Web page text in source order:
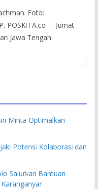
Foto:
POSKITA.co – Jumat
Jawa Tengah
Minta Optimalkan
Potensi Kolaborasi dan
Salurkan Bantuan